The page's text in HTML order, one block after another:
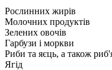
Рослинних жирів
Молочних продуктів
Зелених овочів
Гарбузи і моркви
Риби та яєць, а також
Ягід